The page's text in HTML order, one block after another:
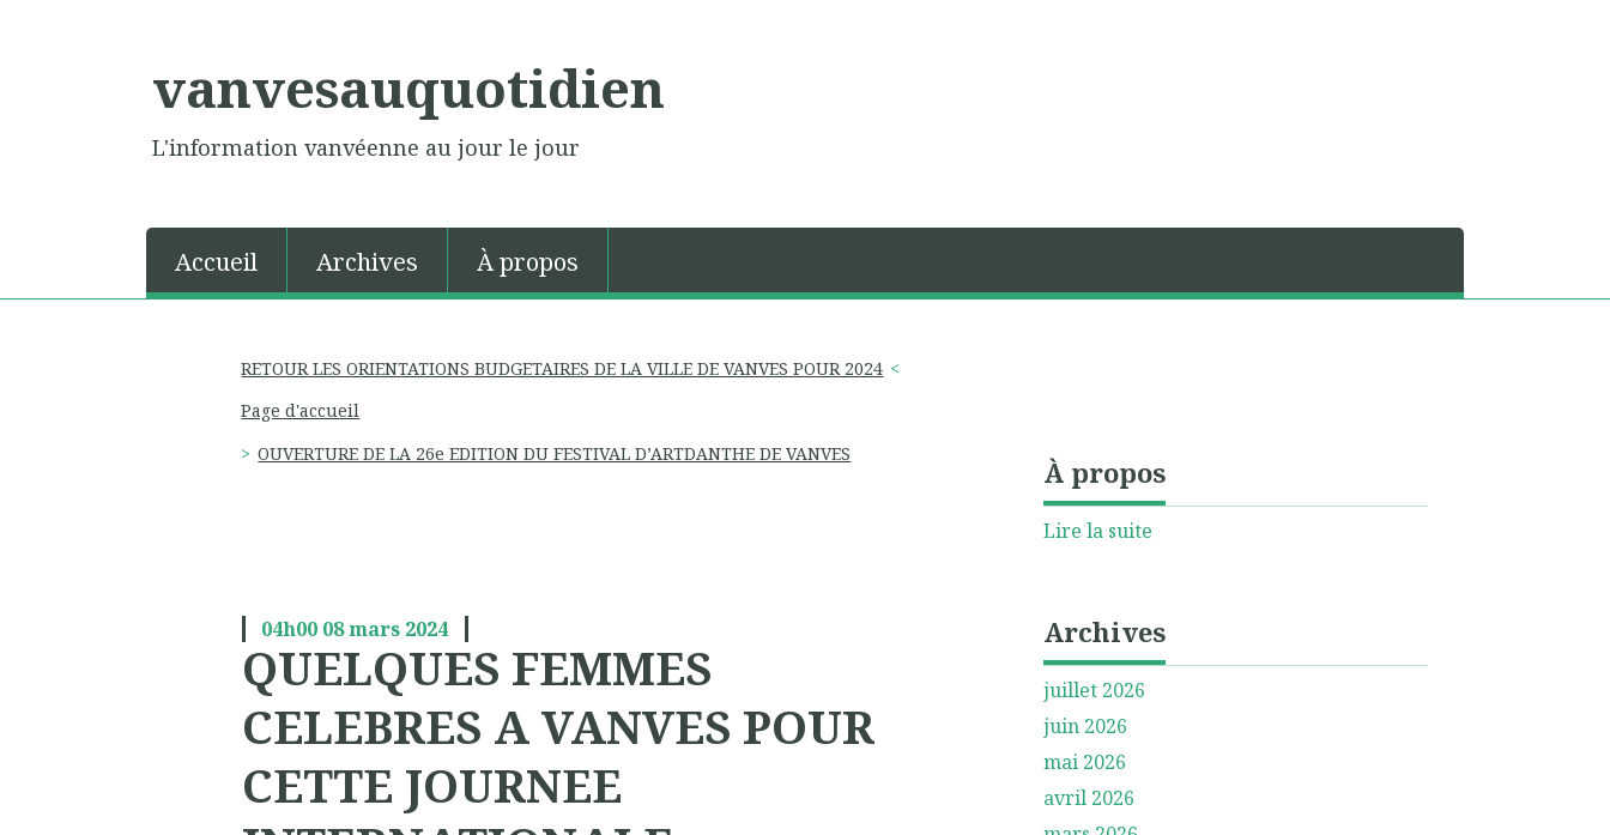
vanvesauquotidien
L'information vanvéenne au jour le jour
Accueil Archives À propos
RETOUR LES ORIENTATIONS BUDGETAIRES DE LA VILLE DE VANVES POUR 2024
Page d'accueil
OUVERTURE DE LA 26e EDITION DU FESTIVAL D’ARTDANTHE DE VANVES
04h00 08mars 2024
QUELQUES FEMMES
CELEBRES A VANVES POUR
CETTE JOURNEE
À propos
Lire la suite
Archives
juillet 2026
juin 2026
mai 2026
avril 2026